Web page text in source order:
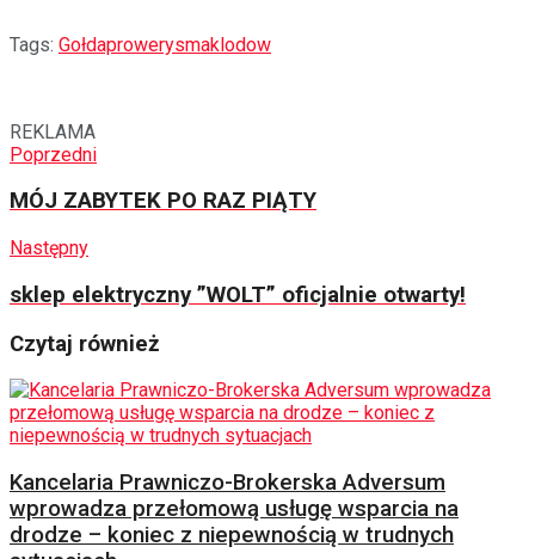
Tags: Gołdaprowerysmaklodow
REKLAMA
Poprzedni
MÓJ ZABYTEK PO RAZ PIĄTY
Następny
sklep elektryczny ”WOLT” oficjalnie otwarty!
Czytaj również
Kancelaria Prawniczo-Brokerska Adversum
wprowadza przełomową usługę wsparcia na
drodze – koniec z niepewnością w trudnych